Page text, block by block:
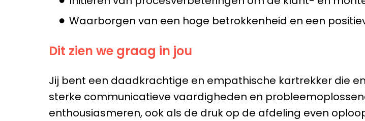
Waarborgen van een hoge betrokkenheid en een
Dit zien we graag in jou
Jij bent een daadkrachtige en empathische kartrekker die
sterke communicatieve vaardigheden en
enthousiasmeren, ook als de druk op de afdeling even